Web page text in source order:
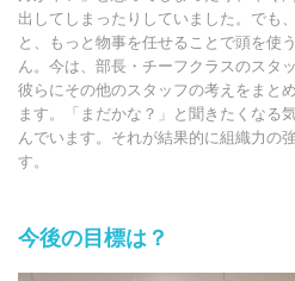
出してしまったりしていました。でも
と、もっと物事を任せることで頭を使
ん。今は、部長・チーフクラスのスタ
彼らにその他のスタッフの考えをまと
ます。「まだかな？」と聞きたくなる
んでいます。それが結果的に組織力の
す。
今後の目標は？